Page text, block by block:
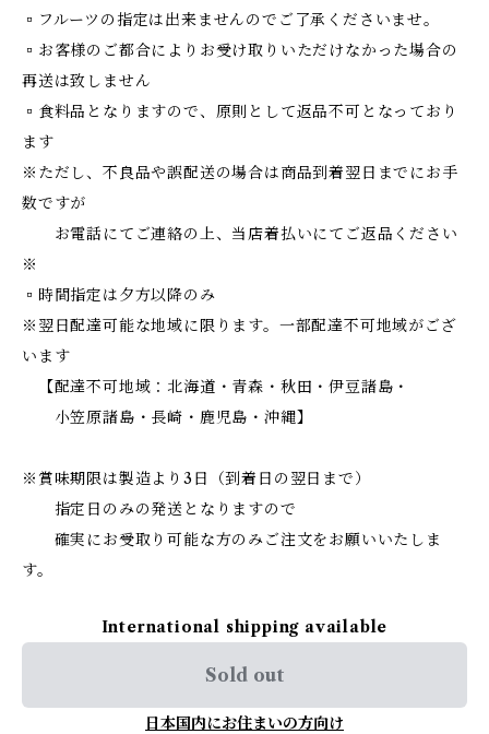
▫フルーツの指定は出来ませんのでご了承くださいませ。
▫お客様のご都合によりお受け取りいただけなかった場合の
再送は致しません
▫食料品となりますので、原則として返品不可となっており
ます
※ただし、不良品や誤配送の場合は商品到着翌日までにお手
数ですが
お電話にてご連絡の上、当店着払いにてご返品ください
※
▫時間指定は夕方以降のみ
※翌日配達可能な地域に限ります。一部配達不可地域がござ
います
【配達不可地域：北海道・青森・秋田・伊豆諸島・
小笠原諸島・長崎・鹿児島・沖縄】
※賞味期限は製造より3日（到着日の翌日まで）
指定日のみの発送となりますので
確実にお受取り可能な方のみご注文をお願いいたしま
す。
International shipping available
Sold out
日本国内にお住まいの方向け